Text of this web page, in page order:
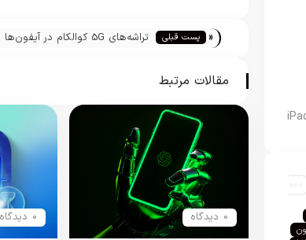
« پست قبلی
تراشه‌های 5G کوالکام در آیفون‌ها
مقالات مرتبط
0 دیدگاه 0 دیدگاه